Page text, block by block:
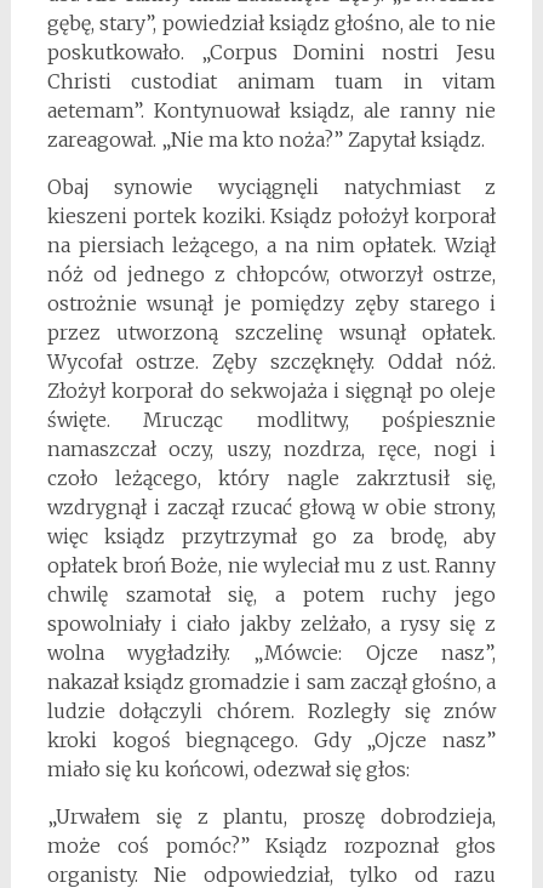
gębę, stary”, powiedział ksiądz głośno, ale to nie
poskutkowało. „Corpus Domini nostri Jesu
Christi custodiat animam tuam in vitam
aetemam”. Kontynuował ksiądz, ale ranny nie
zareagował. „Nie ma kto noża?” Zapytał ksiądz.
Obaj synowie wyciągnęli natychmiast z
kieszeni portek koziki. Ksiądz położył korporał
na piersiach leżącego, a na nim opłatek. Wziął
nóż od jednego z chłopców, otworzył ostrze,
ostrożnie wsunął je pomiędzy zęby starego i
przez utworzoną szczelinę wsunął opłatek.
Wycofał ostrze. Zęby szczęknęły. Oddał nóż.
Złożył korporał do sekwojaża i sięgnął po oleje
święte. Mrucząc modlitwy, pośpiesznie
namaszczał oczy, uszy, nozdrza, ręce, nogi i
czoło leżącego, który nagle zakrztusił się,
wzdrygnął i zaczął rzucać głową w obie strony,
więc ksiądz przytrzymał go za brodę, aby
opłatek broń Boże, nie wyleciał mu z ust. Ranny
chwilę szamotał się, a potem ruchy jego
spowolniały i ciało jakby zelżało, a rysy się z
wolna wygładziły. „Mówcie: Ojcze nasz”,
nakazał ksiądz gromadzie i sam zaczął głośno, a
ludzie dołączyli chórem. Rozległy się znów
kroki kogoś biegnącego. Gdy „Ojcze nasz”
miało się ku końcowi, odezwał się głos:
„Urwałem się z plantu, proszę dobrodzieja,
może coś pomóc?” Ksiądz rozpoznał głos
organisty. Nie odpowiedział, tylko od razu